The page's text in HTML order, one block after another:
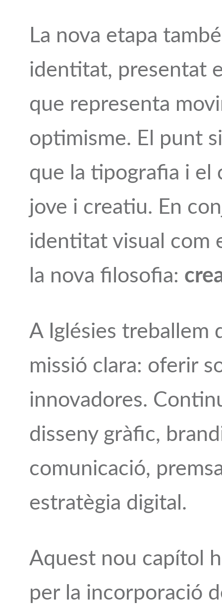
La nova etapa
identitat, presentat
que representa
optimisme. El punt
que la tipografia i el
jove i creatiu. En
identitat visual com
la nova filosofia:
A Iglésies treballem
missió clara: oferir
innovadores.
disseny gràfic,
comunicació,
estratègia digital.
Aquest nou capítol
per la incorporació